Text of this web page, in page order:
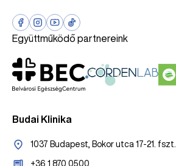
Együttműködő partnereink
Budai Klinika
1037 Budapest, Bokor utca 17-21. fszt.
+36 1 870 0500